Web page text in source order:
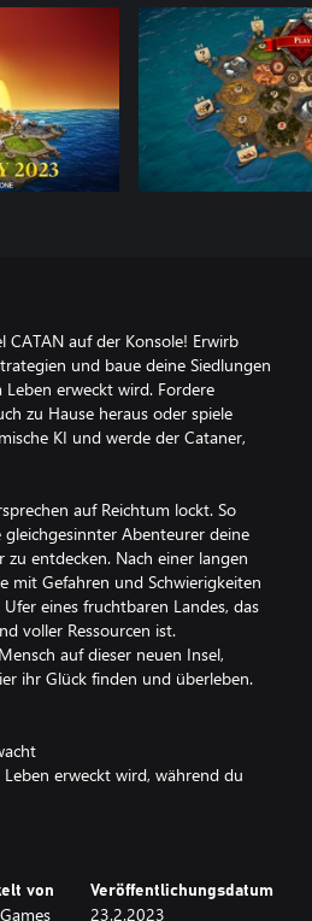
CATAN auf der Konsole! Erwirb
und baue deine Siedlungen
erweckt wird. Fordere
zu Hause heraus oder spiele
KI und werde der Cataner,
auf Reichtum lockt. So
Abenteurer deine
entdecken. Nach einer langen
mit Gefahren und Schwierigkeiten
eines fruchtbaren Landes, das
voller Ressourcen ist.
auf dieser neuen Insel,
ihr Glück finden und überleben.
erweckt wird, während du
Wolle von belebten Weiden
von Veröffentlichungsdatum
23.2.2023